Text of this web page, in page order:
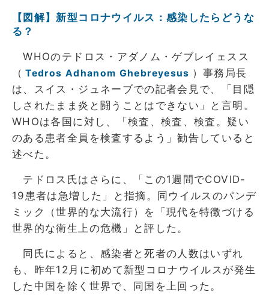
【図解】新型コロナウイルス：感染したらどうな
る？
WHOのテドロス・アダノム・ゲブレイェスス
（ Tedros Adhanom Ghebreyesus ）事務局長
は、スイス・ジュネーブでの記者会見で、「目隠
しされたまま炎と闘うことはできない」と言明。
WHOは各国に対し、「検査、検査、検査。疑い
のある患者全員を検査するよう」勧告していると
述べた。
テドロス氏はさらに、「この1週間でCOVID-
19患者は急増した」と指摘。同ウイルスのパンデ
ミック（世界的な大流行）を「現代を特徴づける
世界的な衛生上の危機」と評した。
同氏によると、感染者と死者の人数はいずれ
も、昨年12月に初めて新型コロナウイルスが発生
した中国を除く世界で、同国を上回った。